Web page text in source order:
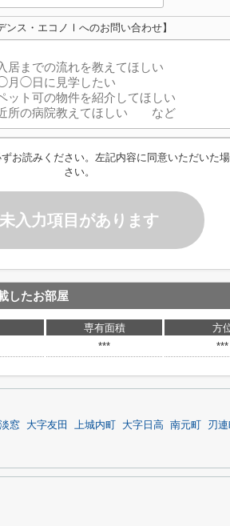
ンス・エコノⅠへのお問い合わせ】
ずお読みください。左記内容に同意いただいた
さい。
未入力項目があります
したお部屋
専有面積 方
*** ***
淡窓 大字友田 上城内町 大字日高 南元町 刃連